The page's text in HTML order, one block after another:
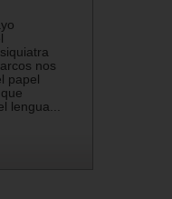
nos
papel
lengua...